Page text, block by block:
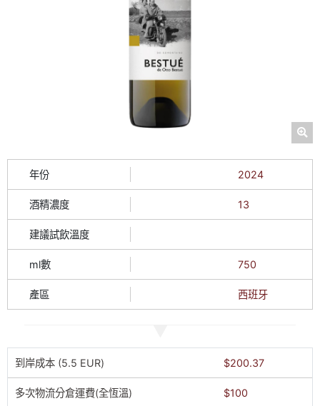
年份 2024
酒精濃度 13
建議試飲溫度
ml數 750
產區 西班牙
到岸成本 (5.5 EUR) $200.37
多次物流分倉運費(全恆溫) $100